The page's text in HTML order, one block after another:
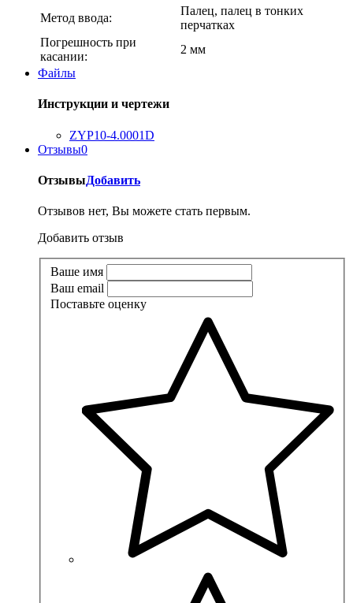
Метод ввода:
Палец, палец в тонких
перчатках
Погрешность при
касании:
2 мм
Файлы
Инструкции и чертежи
ZYP10-4.0001D
Отзывы0
ОтзывыДобавить
Отзывов нет, Вы можете стать первым.
Добавить отзыв
Ваше имя
Ваш email
Поставьте оценку